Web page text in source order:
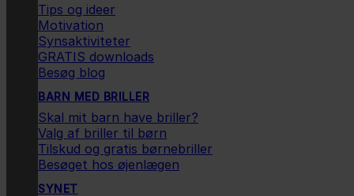
Tips og ideer
Motivation
Synsaktiviteter
GRATIS downloads
Besøg blog
BARN MED BRILLER
Skal mit barn have briller?
Valg af briller til børn
Tilskud og gratis børnebriller
Besøget hos øjenlægen
SYNET